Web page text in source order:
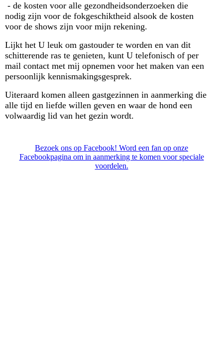
- de kosten voor alle gezondheidsonderzoeken die
nodig zijn voor de fokgeschiktheid alsook de kosten
voor de shows zijn voor mijn rekening.
Lijkt het U leuk om gastouder te worden en van dit
schitterende ras te genieten, kunt U telefonisch of per
mail contact met mij opnemen voor het maken van een
persoonlijk kennismakingsgesprek.
Uiteraard komen alleen gastgezinnen in aanmerking die
alle tijd en liefde willen geven en waar de hond een
volwaardig lid van het gezin wordt.
Bezoek ons op Facebook! Word een fan op onze
Facebookpagina om in aanmerking te komen voor speciale
voordelen.